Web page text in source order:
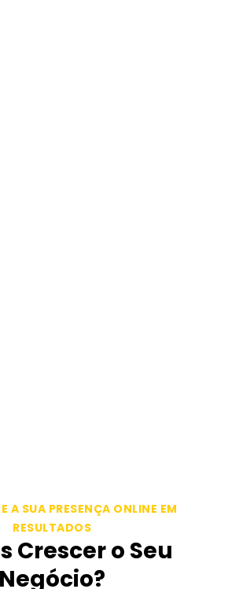
A SUA PRESENÇA ONLINE EM
RESULTADOS
Crescer o Seu
Negócio?